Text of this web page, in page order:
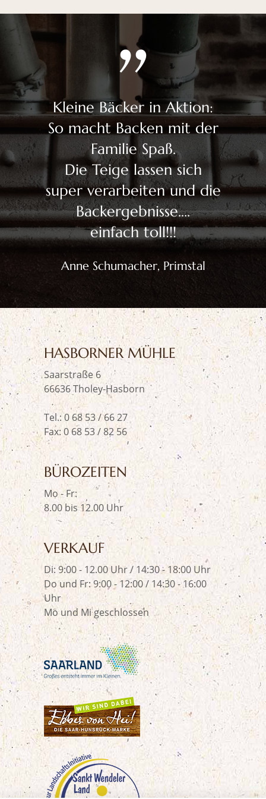
Brotbackkurse
Nudeln
Getreidekörner und Cerealien
Backzubehör
Kleine Bäcker in Aktion:
So macht Backen mit der
Familie Spaß.
Die Teige lassen sich
super verarbeiten und die
Backergebnisse....
einfach toll!!!
Anne Schumacher, Primstal
HASBORNER MÜHLE
Saarstraße 6
66636 Tholey-Hasborn
Tel.:0 68 53 / 66 27
Fax: 0 68 53 / 82 56
BÜROZEITEN
Mo - Fr:
8.00 bis 12.00 Uhr
VERKAUF
Di: 9:00 - 12.00 Uhr / 14:30 - 18:00 Uhr
Do und Fr: 9:00 - 12:00 / 14:30 - 16:00
Uhr
Mo und Mi geschlossen